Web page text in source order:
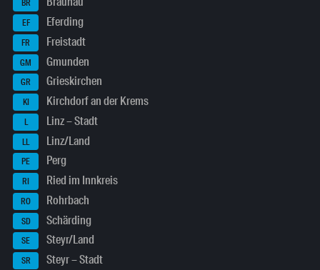
BR
EF Eferding
FR Freistadt
GM Gmunden
GR Grieskirchen
KI Kirchdorf an der Krems
L Linz – Stadt
LL Linz/Land
PE Perg
RI Ried im Innkreis
RO Rohrbach
SD Schärding
SE Steyr/Land
SR Steyr – Stadt